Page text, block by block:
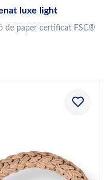
luxe light
de paper certificat FSC®